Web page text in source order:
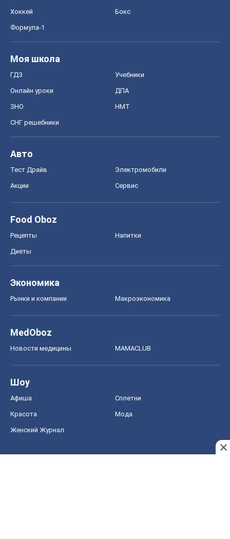
Хоккей Бокс
Формула-1
Моя школа
ГДЗ Учебники
Онлайн уроки ДПА
ЗНО НМТ
СНГ решебники
Авто
Тест Драйв Электромобили
Акции Сервис
Food Oboz
Рецепты Напитки
Диеты
Экономика
Рынки и компании Mакроэкономика
MedOboz
Новости медицины MAMACLUB
Шоу
Афиша Сплетни
Красота Мода
Женский Журнал